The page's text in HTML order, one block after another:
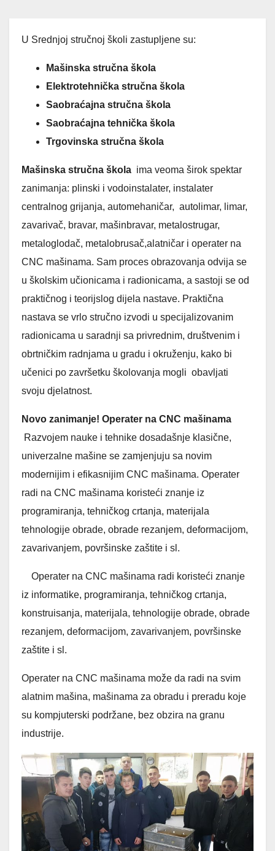
U Srednjoj stručnoj školi zastupljene su:
Mašinska stručna škola
Elektrotehnička stručna škola
Saobraćajna stručna škola
Saobraćajna tehnička škola
Trgovinska stručna škola
Mašinska stručna škola ima veoma širok spektar
zanimanja: plinski i vodoinstalater, instalater
centralnog grijanja, automehaničar, autolimar, limar,
zavarivač, bravar, mašinbravar, metalostrugar,
metaloglodač, metalobrusač,alatničar i operater na
CNC mašinama. Sam proces obrazovanja odvija se
u školskim učionicama i radionicama, a sastoji se od
praktičnog i teorijslog dijela nastave. Praktična
nastava se vrlo stručno izvodi u specijalizovanim
radionicama u saradnji sa privrednim, društvenim i
obrtničkim radnjama u gradu i okruženju, kako bi
učenici po završetku školovanja mogli obavljati
svoju djelatnost.
Novo zanimanje! Operater na CNC mašinama
Razvojem nauke i tehnike dosadašnje klasične,
univerzalne mašine se zamjenjuju sa novim
modernijim i efikasnijim CNC mašinama. Operater
radi na CNC mašinama koristeći znanje iz
programiranja, tehničkog crtanja, materijala
tehnologije obrade, obrade rezanjem, deformacijom,
zavarivanjem, površinske zaštite i sl.
Operater na CNC mašinama radi koristeći znanje
iz informatike, programiranja, tehničkog crtanja,
konstruisanja, materijala, tehnologije obrade, obrade
rezanjem, deformacijom, zavarivanjem, površinske
zaštite i sl.
Operater na CNC mašinama može da radi na svim
alatnim mašina, mašinama za obradu i preradu koje
su kompjuterski podržane, bez obzira na granu
industrije.